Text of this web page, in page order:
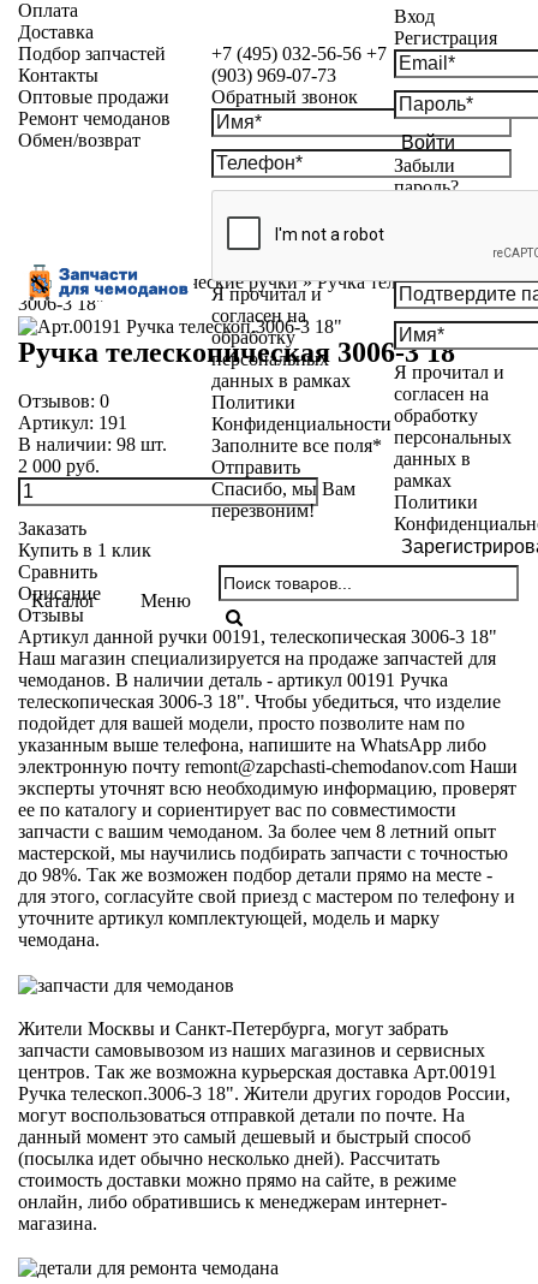
+7 (495) 032-56-56 +7
(903) 969-07-73
Обратный звонок
Я прочитал и
согласен на
обработку
персональных
данных в рамках
Политики
Конфиденциальности
Заполните все поля*
Отправить
Спасибо, мы Вам
перезвоним!
Вход
Регистрация
Войти
Забыли
пароль?
Я прочитал и
согласен на
обработку
персональных
данных в
рамках
Политики
Каталог Меню
Оплата
Доставка
Подбор запчастей
Контакты
Оптовые продажи
Ремонт чемоданов
Обмен/возврат
Каталог»Телескопические ручки»Ручка телескопическая
3006-3 18"
Ручка телескопическая 3006-3 18"
Отзывов: 0
Артикул: 191
В наличии: 98 шт.
2 000 руб.
Заказать
Купить в 1 клик
Сравнить
Описание
Отзывы
Артикул данной ручки 00191, телескопическая 3006-3 18"
Наш магазин специализируется на продаже запчастей для
чемоданов. В наличии деталь - артикул 00191 Ручка
телескопическая 3006-3 18". Чтобы убедиться, что изделие
подойдет для вашей модели, просто позволите нам по
указанным выше телефона, напишите на WhatsApp либо
электронную почту remont@zapchasti-chemodanov.com Наши
эксперты уточнят всю необходимую информацию, проверят
ее по каталогу и сориентирует вас по совместимости
запчасти с вашим чемоданом. За более чем 8 летний опыт
мастерской, мы научились подбирать запчасти с точностью
до 98%. Так же возможен подбор детали прямо на месте -
для этого, согласуйте свой приезд с мастером по телефону и
уточните артикул комплектующей, модель и марку
чемодана.
Жители Москвы и Санкт-Петербурга, могут забрать
запчасти самовывозом из наших магазинов и сервисных
центров. Так же возможна курьерская доставка Арт.00191
Ручка телескоп.3006-3 18". Жители других городов России,
могут воспользоваться отправкой детали по почте. На
данный момент это самый дешевый и быстрый способ
(посылка идет обычно несколько дней). Рассчитать
стоимость доставки можно прямо на сайте, в режиме
онлайн, либо обратившись к менеджерам интернет-
магазина.